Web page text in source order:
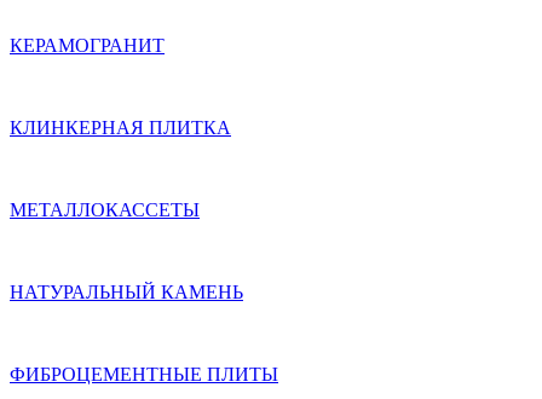
КЕРАМОГРАНИТ
КЛИНКЕРНАЯ ПЛИТКА
МЕТАЛЛОКАССЕТЫ
НАТУРАЛЬНЫЙ КАМЕНЬ
ФИБРОЦЕМЕНТНЫЕ ПЛИТЫ